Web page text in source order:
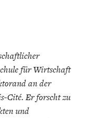
für Wirtschaft
an der
Cité. Er forscht zu
und